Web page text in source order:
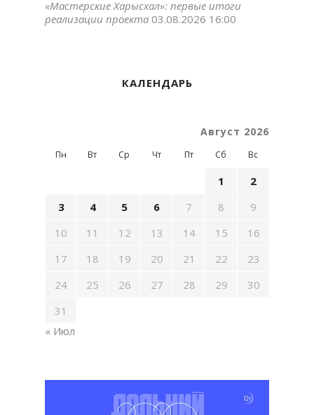
«Мастерские Харысхал»: первые итоги
реализации проекта 03.08.2026 16:00
КАЛЕНДАРЬ
Август 2026
Пн Вт Ср Чт Пт Сб Вс
1
2
3
4 5 6 7 8
9
10
11 12 13 14 15
16
17
18 19 20 21 22
23
24
25 26 27 28 29
30
31
« Июл